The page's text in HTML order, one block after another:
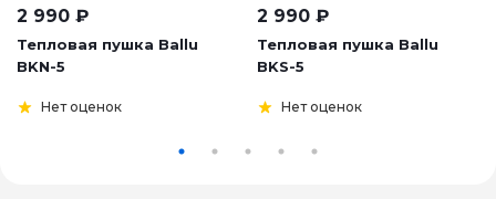
2 990 ₽
Тепловая пушка Ballu
BKN-5
Нет оценок
2 990 ₽
Тепловая пушка Ballu
BKS-5
Нет оценок